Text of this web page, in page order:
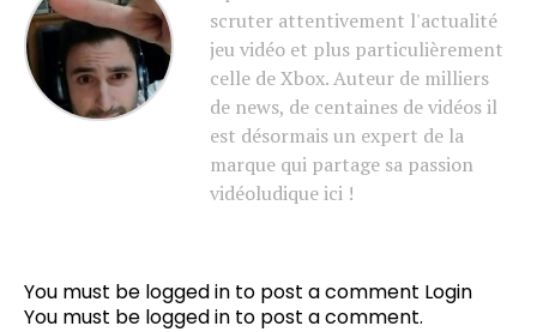
scruter attentivement l'actualité
jeu vidéo et plus particulièrement
celle de Xbox. Auteur de milliers
de news, de centaines de vidéos il
est désormais un expert de la
marque qui partage sa passion
vidéoludique ici !
You must be logged in to post a comment Login
You must be logged in to post a comment.